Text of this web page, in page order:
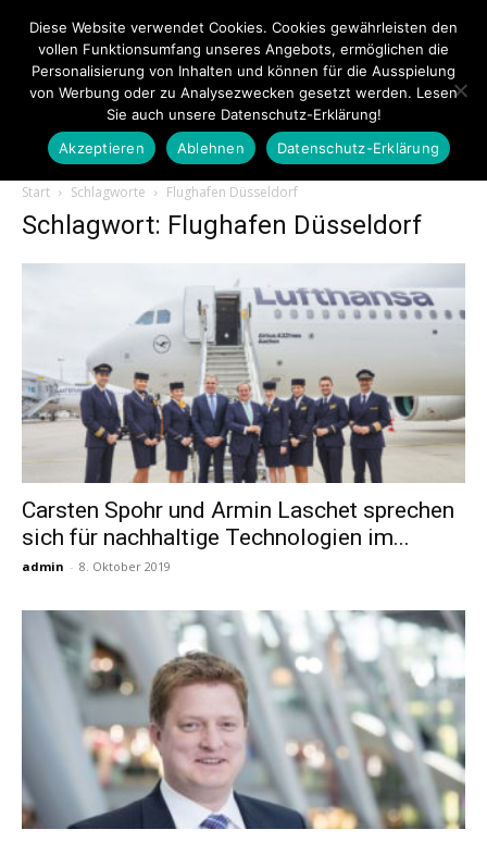
Touristiknews.de
Touristiknews
und
Reiseempfehlungen.
Start Schlagworte Flughafen Düsseldorf
Schlagwort: Flughafen Düsseldorf
Carsten Spohr und Armin Laschet sprechen
sich für nachhaltige Technologien im...
admin - 8. Oktober 2019
Diese Website verwendet Cookies. Cookies gewährleisten den
vollen Funktionsumfang unseres Angebots, ermöglichen die
Personalisierung von Inhalten und können für die Ausspielung
von Werbung oder zu Analysezwecken gesetzt werden. Lesen
Sie auch unsere Datenschutz-Erklärung!
Akzeptieren
Ablehnen Datenschutz-Erklärung